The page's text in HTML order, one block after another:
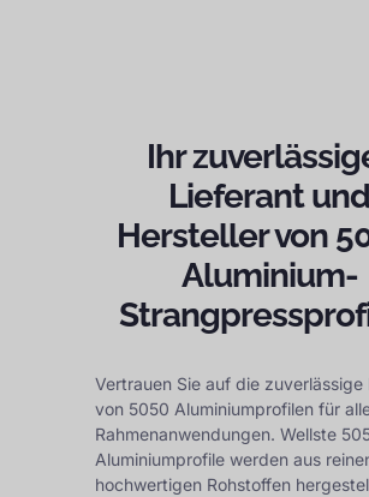
Ihr
Lieferant und
Hersteller von
Aluminium-
Vertrauen Sie auf die zuverlässige
von 5050 Aluminiumprofilen für
Rahmenanwendungen. Wellste
Aluminiumprofile werden aus
hochwertigen Rohstoffen